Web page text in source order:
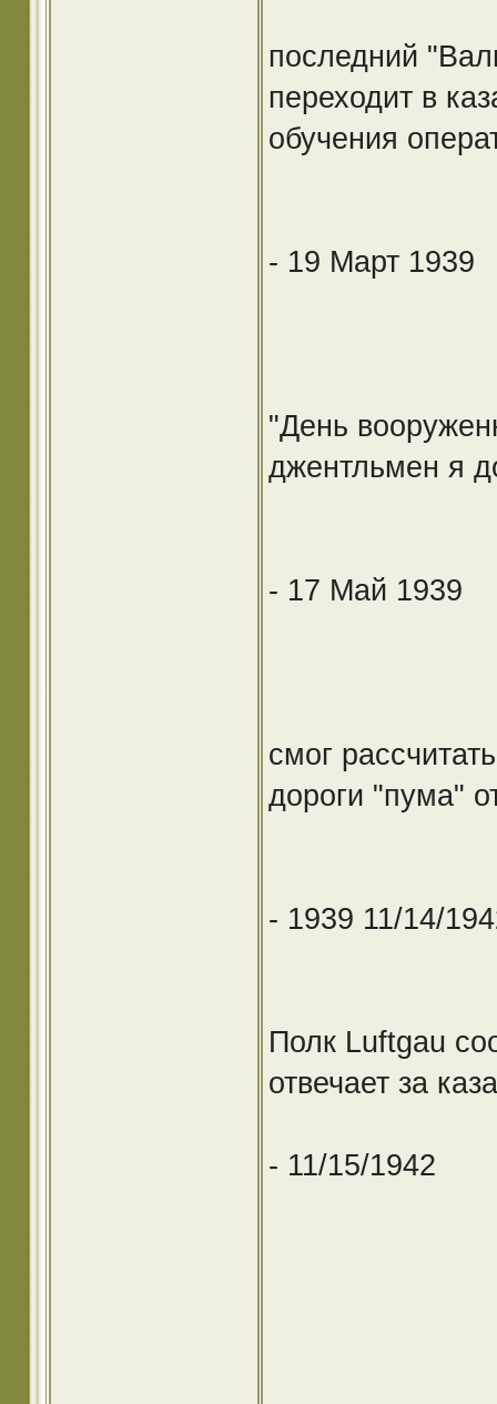
последний
переходит в
обучения
- 19 Март 1939
"День
джентльмен я
- 17 Май 1939
смог
дороги "пума"
- 1939 11/14/
Полк Luftgau
отвечает за
- 11/15/1942